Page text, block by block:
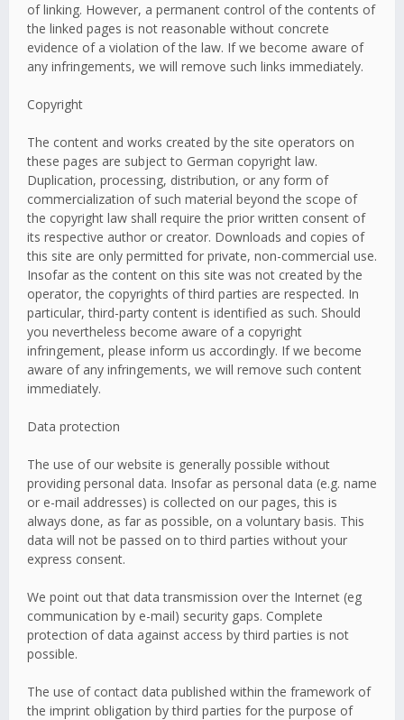
of linking. However, a permanent control of the contents of
the linked pages is not reasonable without concrete
evidence of a violation of the law. If we become aware of
any infringements, we will remove such links immediately.
Copyright
The content and works created by the site operators on
these pages are subject to German copyright law.
Duplication, processing, distribution, or any form of
commercialization of such material beyond the scope of
the copyright law shall require the prior written consent of
its respective author or creator. Downloads and copies of
this site are only permitted for private, non-commercial use.
Insofar as the content on this site was not created by the
operator, the copyrights of third parties are respected. In
particular, third-party content is identified as such. Should
you nevertheless become aware of a copyright
infringement, please inform us accordingly. If we become
aware of any infringements, we will remove such content
immediately.
Data protection
The use of our website is generally possible without
providing personal data. Insofar as personal data (e.g. name
or e-mail addresses) is collected on our pages, this is
always done, as far as possible, on a voluntary basis. This
data will not be passed on to third parties without your
express consent.
We point out that data transmission over the Internet (eg
communication by e-mail) security gaps. Complete
protection of data against access by third parties is not
possible.
The use of contact data published within the framework of
the imprint obligation by third parties for the purpose of